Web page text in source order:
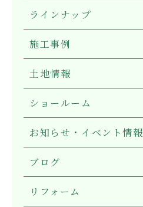
ラインナップ
施工事例
土地情報
ショールーム
お知らせ・イベント情報
ブログ
リフォーム